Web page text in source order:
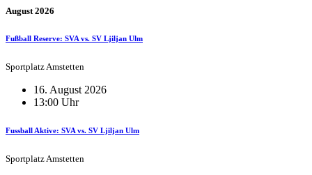
August 2026
Fußball Reserve: SVA vs. SV Ljiljan Ulm
Sportplatz Amstetten
16. August 2026
13:00 Uhr
Fussball Aktive: SVA vs. SV Ljiljan Ulm
Sportplatz Amstetten